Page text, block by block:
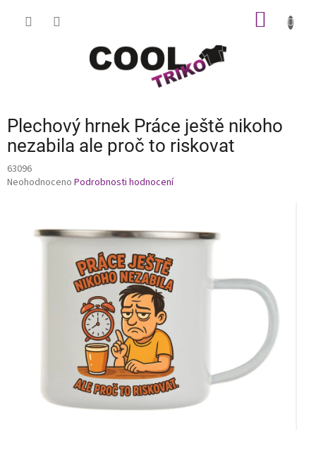
Plechový hrnek Práce ještě nikoho
nezabila ale proč to riskovat
63096
Průměrné
Neohodnoceno Podrobnosti hodnocení